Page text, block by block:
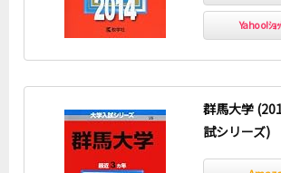
Yahoo!ｼｮ
群馬大学
試シリーズ)